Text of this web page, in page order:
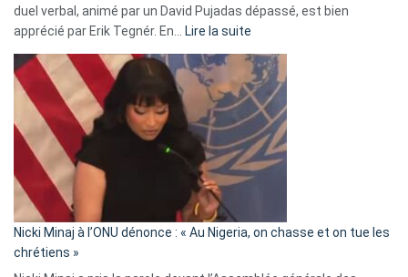
»
duel verbal, animé par un David Pujadas dépassé, est bien
apprécié par Erik Tegnér. En… Lire la suite
Erik
Tegnér
exulte
:
« Zemmour
a
tout
parle
ses
Nicki Minaj à l’ONU dénonce : « Au Nigeria, on chasse et on tue les
chrétiens »